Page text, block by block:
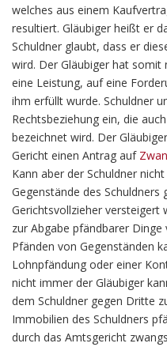
welches aus einem
resultiert. Gläubiger heißt er
Schuldner glaubt, dass er
wird. Der Gläubiger hat somit
eine Leistung, auf eine
ihm erfüllt wurde. Schuldner
Rechtsbeziehung ein, die
bezeichnet wird. Der
Gericht einen Antrag auf
Kann aber der Schuldner
Gegenstände des Schuldners
Gerichtsvollzieher versteigert
zur Abgabe pfändbarer
Pfänden von Gegenständen
Lohnpfändung oder einer
nicht immer der Gläubiger
dem Schuldner gegen Dritte
Immobilien des Schuldners
durch das Amtsgericht